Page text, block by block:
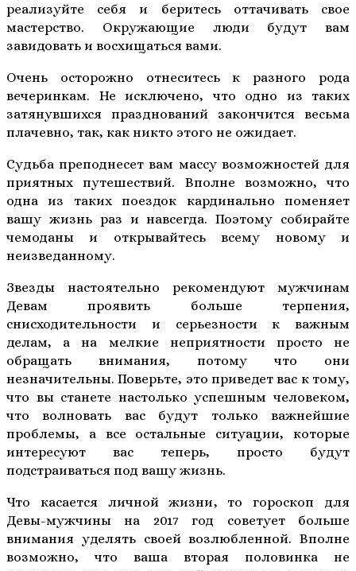
реализуйте себя и беритесь оттачивать свое
мастерство. Окружающие люди будут вам
завидовать и восхищаться вами.
Очень осторожно отнеситесь к разного рода
вечеринкам. Не исключено, что одно из таких
затянувшихся празднований закончится весьма
плачевно, так, как никто этого не ожидает.
Судьба преподнесет вам массу возможностей для
приятных путешествий. Вполне возможно, что
одна из таких поездок кардинально поменяет
вашу жизнь раз и навсегда. Поэтому собирайте
чемоданы и открывайтесь всему новому и
неизведанному.
Звезды настоятельно рекомендуют мужчинам
Девам проявить больше терпения,
снисходительности и серьезности к важным
делам, а на мелкие неприятности просто не
обращать внимания, потому что они
незначительны. Поверьте, это приведет вас к тому,
что вы станете настолько успешным человеком,
что волновать вас будут только важнейшие
проблемы, а все остальные ситуации, которые
интересуют вас теперь, просто будут
подстраиваться под вашу жизнь.
Что касается личной жизни, то гороскоп для
Девы-мужчины на 2017 год советует больше
внимания уделять своей возлюбленной. Вполне
возможно, что ваша вторая половинка не